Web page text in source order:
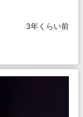
3年くらい前